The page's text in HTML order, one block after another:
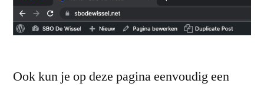
Ook kun je op deze pagina eenvoudig een